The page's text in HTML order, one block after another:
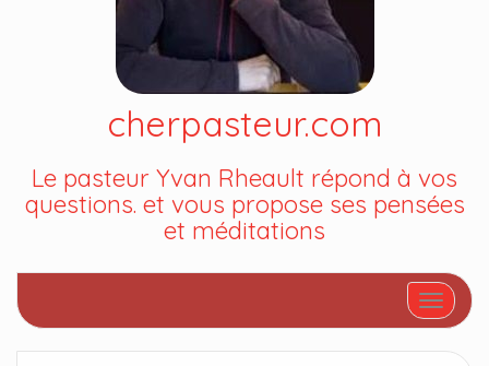
cherpasteur.com
Le pasteur Yvan Rheault répond à vos
questions. et vous propose ses pensées
et méditations
Afficher/